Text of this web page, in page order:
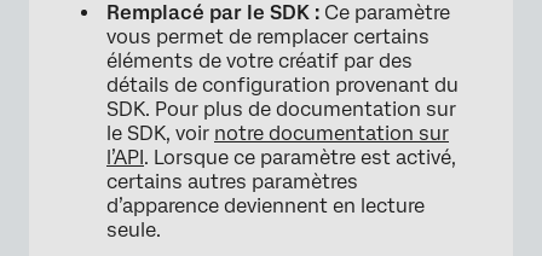
×
Remplacé par le SDK : Ce paramètre
vous permet de remplacer certains
éléments de votre créatif par des
détails de configuration provenant du
SDK. Pour plus de documentation sur
le SDK, voir notre documentation sur
l’API . Lorsque ce paramètre est activé,
certains autres paramètres
d’apparence deviennent en lecture
seule.